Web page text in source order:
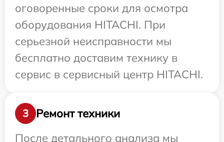
оговоренные сроки для осмотра
оборудования HITACHI. При
серьезной неисправности мы
бесплатно доставим технику в
сервис в сервисный центр HITACHI.
3
Ремонт техники
После детального анализа мы